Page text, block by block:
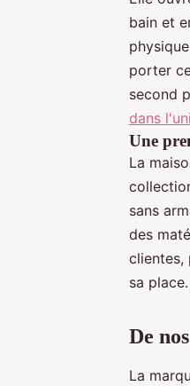
bain et
porter
second
dans
Une
La
sans
des
clientes,
sa place.
De
La